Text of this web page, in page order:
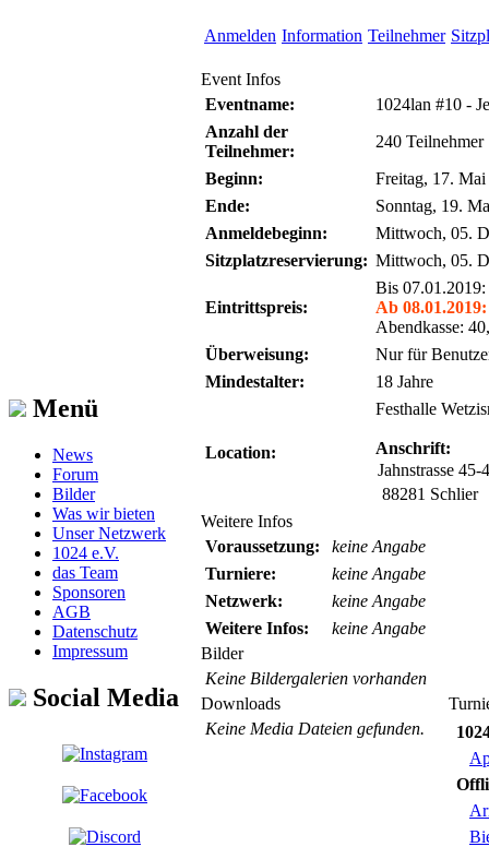
Menü
News
Forum
Bilder
Was wir bieten
Unser Netzwerk
1024 e.V.
das Team
Sponsoren
AGB
Datenschutz
Impressum
Social Media
Anmelden Information Teilnehmer
Event Infos
Eventname:
1024lan #10 -
Anzahl der
Teilnehmer:
240 Teilnehmer
Beginn:
Freitag, 17.
Ende:
Sonntag, 19.
Anmeldebeginn:
Mittwoch, 05.
Sitzplatzreservierung: Mittwoch, 05.
Eintrittspreis:
Bis
Ab
Abendkasse:
Überweisung:
Nur für
Mindestalter:
18 Jahre
Location:
Festhalle
Anschrift:
Jahnstrasse 45-
88281 Schlier
Weitere Infos
Voraussetzung:
keine Angabe
Turniere:
keine Angabe
Netzwerk:
keine Angabe
Weitere Infos:
keine Angabe
Bilder
Keine Bildergalerien vorhanden
Downloads
Keine Media Dateien gefunden.